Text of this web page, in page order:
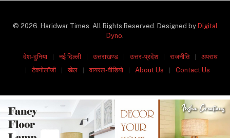
© 2026. Haridwar Times. All Rights Reserved. Designed by Digital
Dyno
देश-दुनिया नई दिल्ली उत्तराखण्ड उत्तर-प्रदेश राजनीति
अपराध
टेक्नोलॉजी
खेल वायरल-वीडियो About Us Contact Us